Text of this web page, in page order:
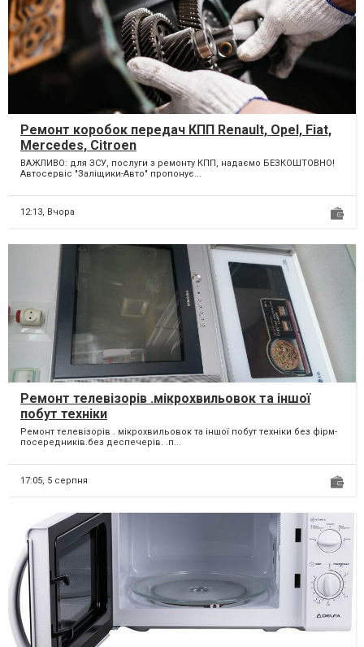
Ремонт коробок передач КПП Renault, Opel, Fiat,
Mercedes, Citroen
ВАЖЛИВО: для ЗСУ, послуги з ремонту КПП, надаємо БЕЗКОШТОВНО!
Автосервіс "Заліщики-Авто" пропонує...
12:13, Вчора
Ремонт телевізорів .мікрохвильовок та іншої
побут техніки
Ремонт телевізорів . мікрохвильовок та іншої побут техніки без фірм-
посередників.без деспечерів. .п...
17:05, 5 серпня